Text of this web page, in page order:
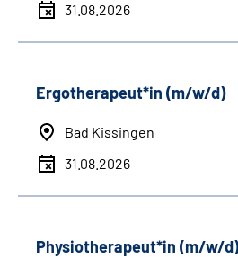
31.08.2026
Ergotherapeut*in (m/w/d)
Bad Kissingen
31.08.2026
Physiotherapeut*in (m/w/d)